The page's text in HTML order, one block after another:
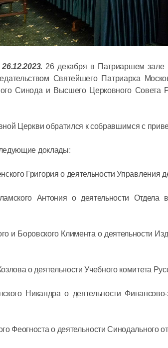
26 декабря в Патриаршем зале
Святейшего Патриарха
Синода и Высшего Церковного Совета
Церкви обратился к собравшимся с
доклады:
Григория о деятельности Управления
Антония о деятельности Отдела
и Боровского Климента о деятельности
о деятельности Учебного комитета
Никандра о деятельности Финансово-
Феогноста о деятельности Синодального